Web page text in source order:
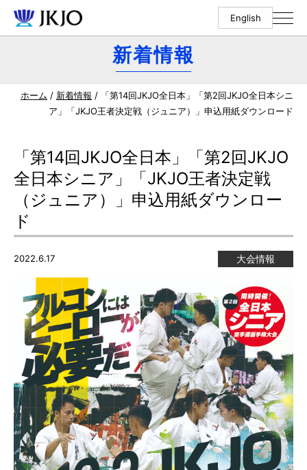
English
新着情報
ホーム / 新着情報 / 「第14回JKJO全日本」「第2回JKJO全日本シニ
ア」「JKJO王者決定戦（ジュニア）」申込用紙ダウンロード
「第14回JKJO全日本」「第2回JKJO
全日本シニア」「JKJO王者決定戦
（ジュニア）」申込用紙ダウンロー
ド
2022.6.17 大会情報